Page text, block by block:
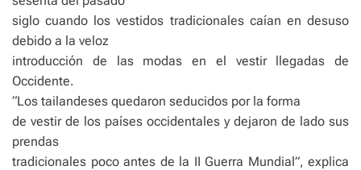
siglo cuando los vestidos tradicionales caían en desuso
debido a la veloz
introducción de las modas en el vestir llegadas de
Occidente.
“Los tailandeses quedaron seducidos por la forma
de vestir de los países occidentales y dejaron de lado sus
prendas
tradicionales poco antes de la II Guerra Mundial”, explica